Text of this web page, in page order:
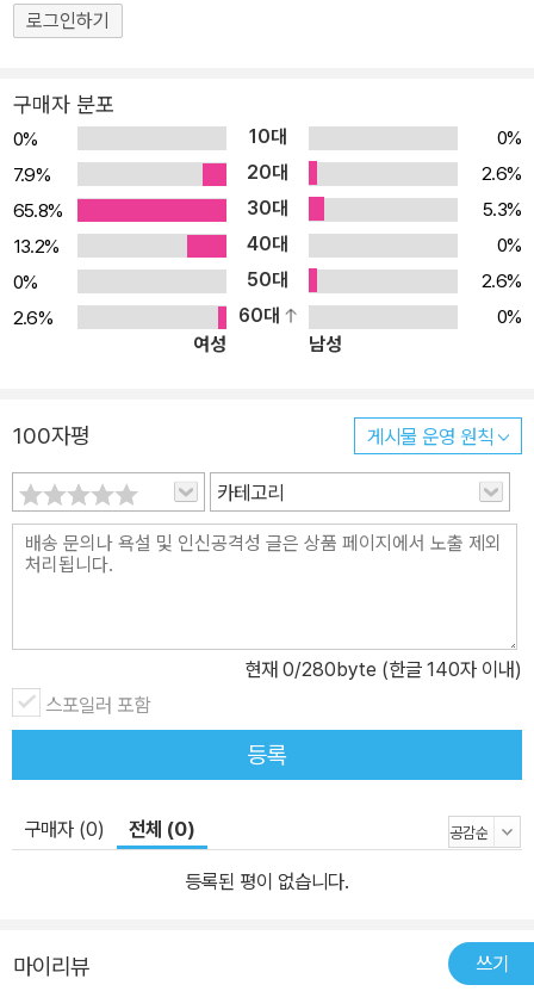
로그인하기
구매자 분포
0% 10대
0%
7.9%
20대
2.6%
65.8%
30대
5.3%
13.2%
40대
0%
0%
50대
2.6%
2.6%
60대
0%
여성
남성
100자평 게시물 운영 원칙
카테고리
현재 0/280byte (한글 140자 이내)
스포일러 포함
등록
구매자 (0) 전체 (0)
등록된 평이 없습니다.
마이리뷰 쓰기